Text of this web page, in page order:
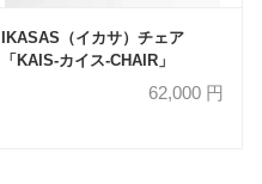
IKASAS（イカサ）チェア
「KAIS-カイス-CHAIR」
62,000円